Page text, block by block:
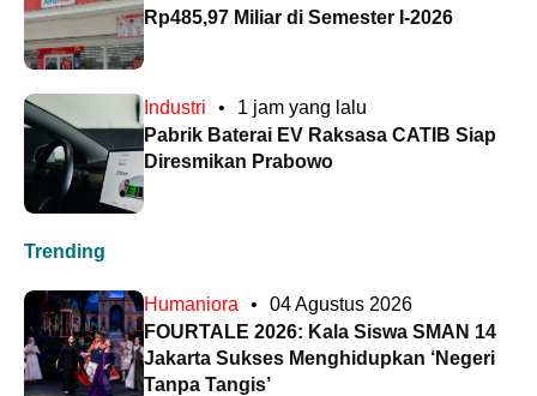
Rp485,97 Miliar di Semester I-2026
Industri •
1 jam yang lalu
Pabrik Baterai EV Raksasa CATIB Siap
Diresmikan Prabowo
Trending
Humaniora •
04 Agustus 2026
FOURTALE 2026: Kala Siswa SMAN 14
Jakarta Sukses Menghidupkan ‘Negeri
Tanpa Tangis’